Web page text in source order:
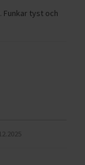
Funkar tyst och